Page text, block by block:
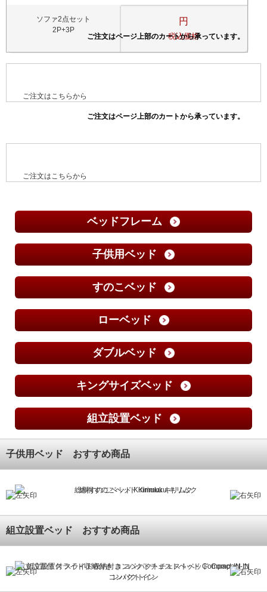
ソファ2点セット
2P+3P
円
税込価格
ご注文はこちらから
ご注文はこちらから
ベッドフレーム
子供用ベッド
すのこベッド
ローベッド
ダブルベッド
キングサイズベッド
組立設置ベッド
子供用ベッド おすすめ商品
総桐すのこベッド Kirimuku キリムク
組立設置ベッド おすすめ商品
組立設置付 スライド収納付き コンパクトチェストベッド Compact-IN コ
ンパクトイン